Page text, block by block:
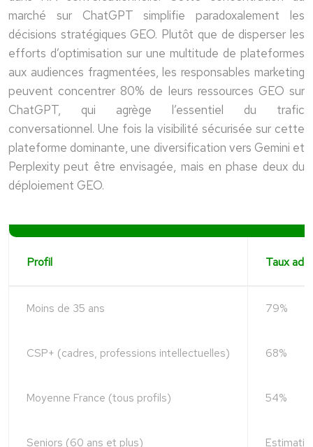
marché sur ChatGPT simplifie paradoxalement les
décisions stratégiques GEO. Plutôt que de disperser les
efforts d’optimisation sur une multitude de plateformes
aux audiences fragmentées, les responsables marketing
peuvent concentrer 80% de leurs ressources GEO sur
ChatGPT, qui agrège l’essentiel du trafic
conversationnel. Une fois la visibilité sécurisée sur cette
plateforme dominante, une diversification vers Gemini et
Perplexity peut être envisagée, mais en phase deux du
déploiement GEO.
Profil Taux
Moins de 35 ans 79%
CSP+ (cadres, professions intellectuelles) 68%
Moyenne France (tous profils) 54%
Seniors (60 ans et plus)